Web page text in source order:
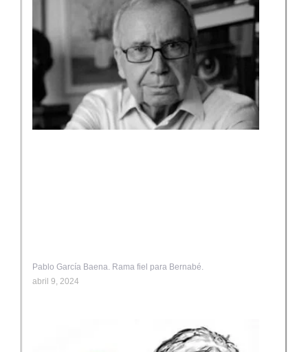
Pablo García Baena. Rama fiel para Bernabé.
abril 9, 2024